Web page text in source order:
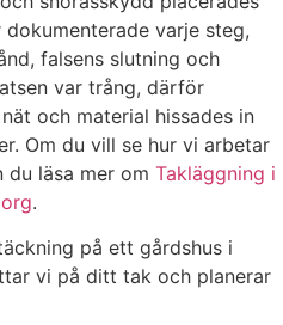
varje steg,
falsens slutning och
var trång, därför
och material hissades in
Om du vill se hur vi arbetar
du läsa mer om Takläggning i
.
på ett gårdshus i
vi på ditt tak och planerar